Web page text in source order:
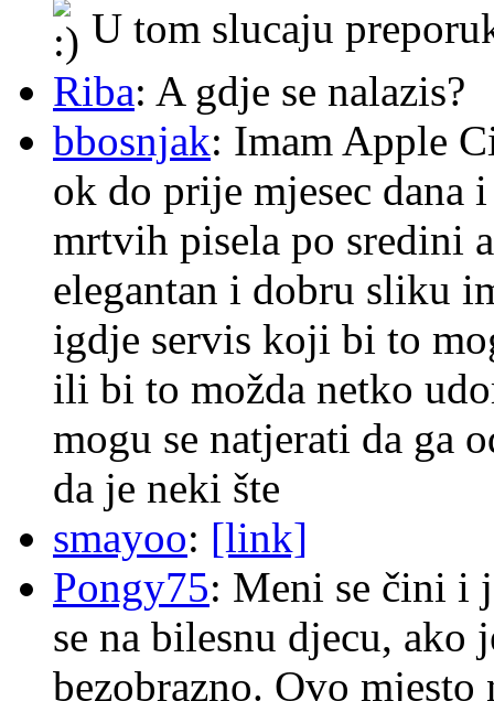
U tom slucaju
Riba: A gdje se nalazis?
bbosnjak: Imam Apple
ok do prije mjesec dana
mrtvih pisela po sredini
elegantan i dobru sliku
igdje servis koji bi to
ili bi to možda netko
mogu se natjerati da ga
da je neki šte
smayoo: [link]
Pongy75: Meni se čini i
se na bilesnu djecu, ako
bezobrazno. Ovo